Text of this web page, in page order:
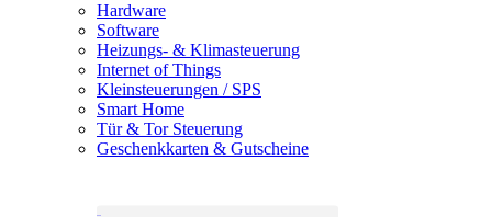
Hardware
Software
Heizungs- & Klimasteuerung
Internet of Things
Kleinsteuerungen / SPS
Smart Home
Tür & Tor Steuerung
Geschenkkarten & Gutscheine